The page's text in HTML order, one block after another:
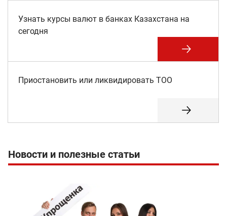
Узнать курсы валют в банках Казахстана на
сегодня
Приостановить или ликвидировать ТОО
Новости и полезные статьи